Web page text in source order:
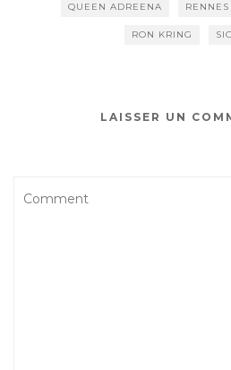
QUEEN ADREENA RENNES
RON KRING
LAISSER UN